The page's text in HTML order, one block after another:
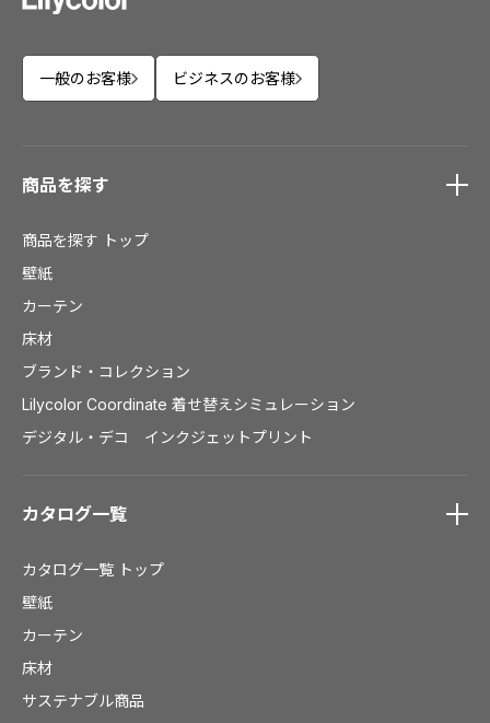
一般のお客様 ビジネスのお客様
商品を探す
商品を探す トップ
壁紙
カーテン
床材
ブランド・コレクション
Lilycolor Coordinate 着せ替えシミュレーション
デジタル・デコ インクジェットプリント
カタログ一覧
カタログ一覧 トップ
壁紙
カーテン
床材
サステナブル商品